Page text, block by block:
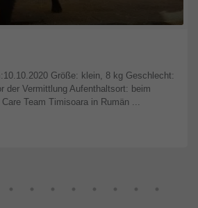
Größe: klein, 8 kg Geschlecht:
der Vermittlung Aufenthaltsort: beim
Team Timisoara in Rumän ...